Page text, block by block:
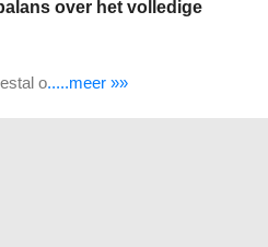
over het volledige
o.....meer »»